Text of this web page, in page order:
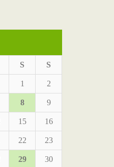
S S
1 2
8 9
15 16
22 23
29 30